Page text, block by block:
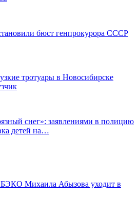
бюст генпрокурора СССР
тротуары в Новосибирске
снег»: заявлениями в полицию
детей на…
Михаила Абызова уходит в